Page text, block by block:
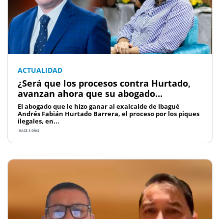
ACTUALIDAD
¿Será que los procesos contra Hurtado,
avanzan ahora que su abogado...
El abogado que le hizo ganar al exalcalde de Ibagué
Andrés Fabián Hurtado Barrera, el proceso por los piques
ilegales, en...
HACE 3 DÍAS